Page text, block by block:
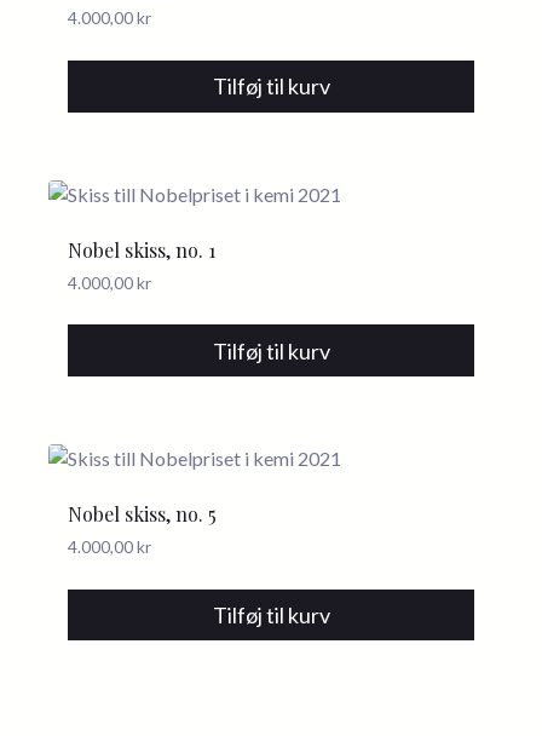
4.000,00kr
Tilføj til kurv
Nobel skiss, no. 1
4.000,00kr
Tilføj til kurv
Nobel skiss, no. 5
4.000,00kr
Tilføj til kurv